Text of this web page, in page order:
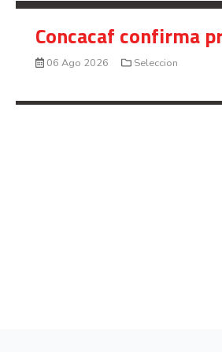
Concacaf confirma
06 Ago 2026 Seleccion